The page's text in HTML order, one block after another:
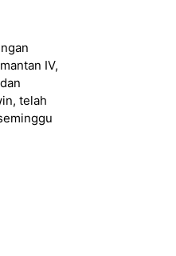
IV,
telah